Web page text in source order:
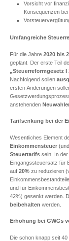
Vorsicht vor
Konsequenzen
Umfangreiche
Für die Jahre 2020 bis
geplant. Der erste Teil
„Steuerreformgesetz I
Nachfolgend sollen
ersten Änderungen
anstehenden
Tarifsenkung bei der
Wesentliches Element
Einkommensteuer
Steuertarifs sein. In
Eingangssteuersatz für
auf 20% zu reduzieren
und für
42%) gesenkt werden.
beibehalten werden.
Erhöhung bei GWGs
Die schon knapp seit